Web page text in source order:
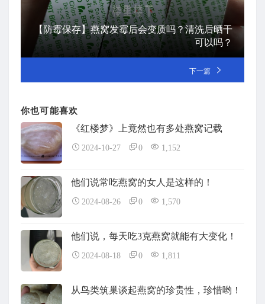
【防霉保存】燕窝发霉后会变质吗？清洗后晒干
可以吗？
下一篇
你也可能喜欢
《红楼梦》上竟然也有多处燕窝记载
2024-10-27 0 1,152
他们说常吃燕窝的女人是这样的！
2024-08-26 0 1,570
他们说，每天吃3克燕窝就能有大变化！
2024-08-18 0 1,811
从鸟类筑巢谈起燕窝的珍贵性，珍惜哟！